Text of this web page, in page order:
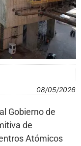
08/05/2026
Gobierno de
de
Atómicos